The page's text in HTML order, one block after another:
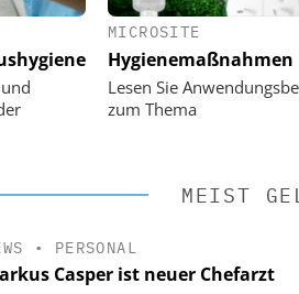
MICROSITE
Hygienemaßnahmen
Lesen Sie
zum Thema
AG
im
Von digitaler
Steuerung
Ordnung zur KI-
MEIST
• PERSONAL
Casper ist neuer Chefarzt